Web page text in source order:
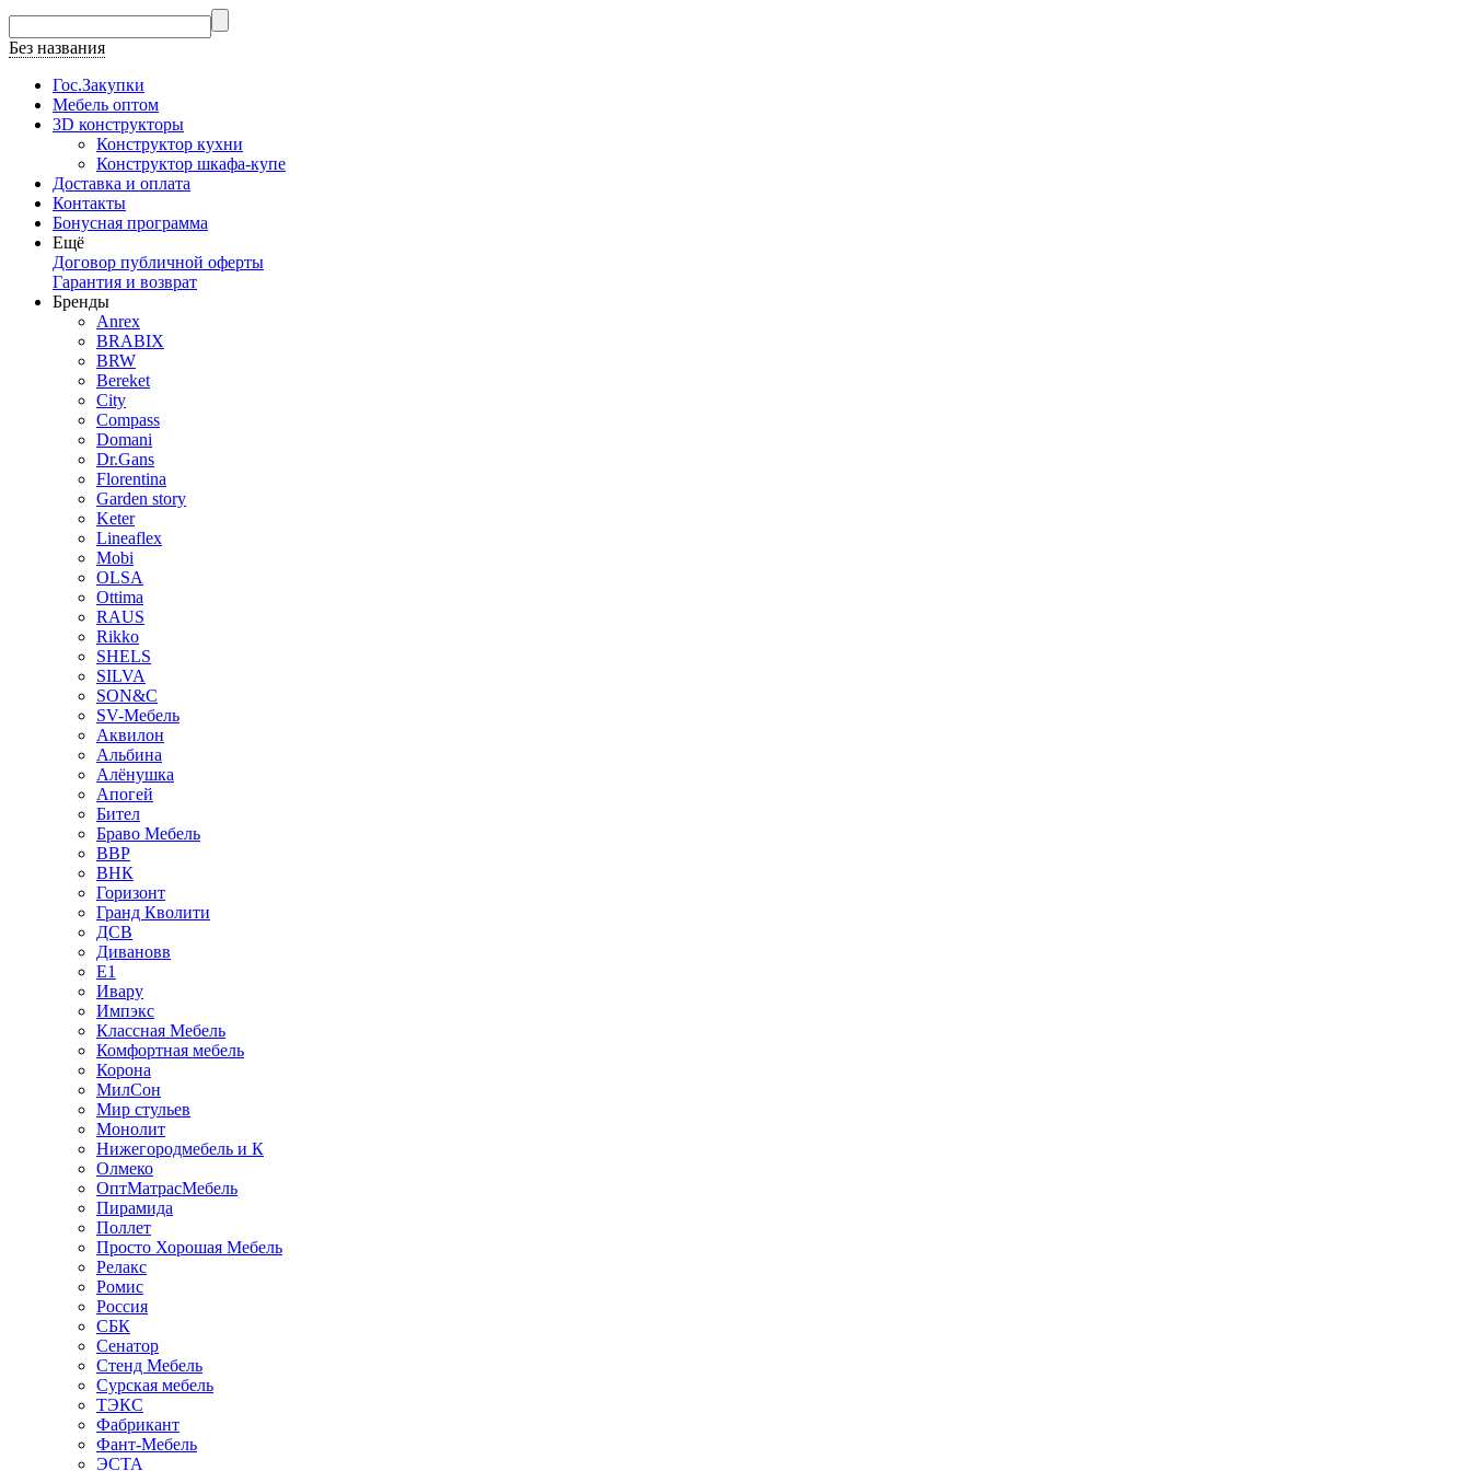
Без названия
Гос.Закупки
Мебель оптом
3D конструкторы
Конструктор кухни
Конструктор шкафа-купе
Доставка и оплата
Контакты
Бонусная программа
Ещё
Договор публичной оферты
Гарантия и возврат
Бренды
Anrex
BRABIX
BRW
Bereket
City
Compass
Domani
Dr.Gans
Florentina
Garden story
Keter
Lineaflex
Mobi
OLSA
Ottima
RAUS
Rikko
SHELS
SILVA
SON&C
SV-Мебель
Аквилон
Альбина
Алёнушка
Апогей
Бител
Браво Мебель
ВВР
ВНК
Горизонт
Гранд Кволити
ДСВ
Дивановв
Е1
Ивару
Импэкс
Классная Мебель
Комфортная мебель
Корона
МилСон
Мир стульев
Монолит
Нижегородмебель и К
Олмеко
ОптМатрасМебель
Пирамида
Поллет
Просто Хорошая Мебель
Релакс
Ромис
Россия
СБК
Сенатор
Стенд Мебель
Сурская мебель
ТЭКС
Фабрикант
Фант-Мебель
ЭСТА